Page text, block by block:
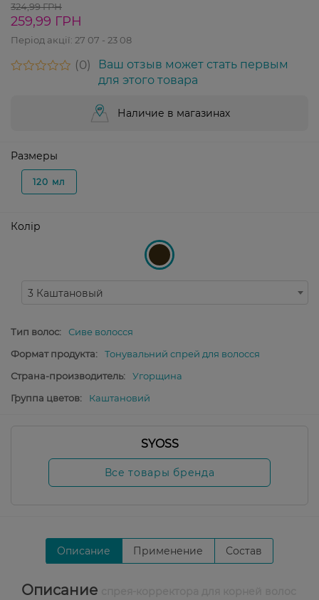
324,99 ГРН
259,99 ГРН
Період акції: 27 07 - 23 08
0
Ваш отзыв может стать первым
для этого товара
Наличие в магазинах
Размеры
120 мл
Колір
3 Каштановый
Тип волос:
Сиве волосся
Формат продукта:
Тонувальний спрей для волосся
Страна-производитель:
Угорщина
Группа цветов:
Каштановий
SYOSS
Все товары бренда
Описание Применение Состав
Описание